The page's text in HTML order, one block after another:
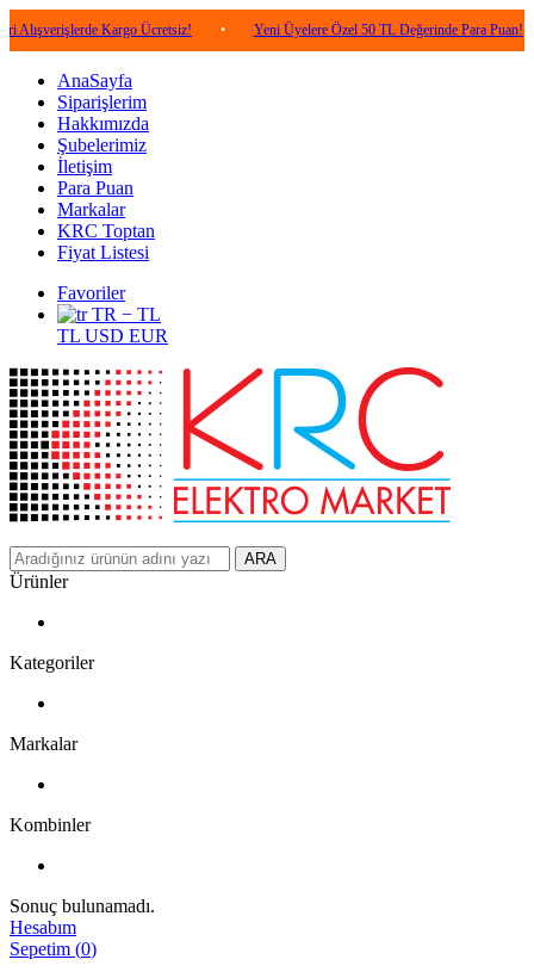
Kargo Ücretsiz! • Yeni Üyelere Özel 50 TL Değerinde Para Puan! •
AnaSayfa
Siparişlerim
Hakkımızda
Şubelerimiz
İletişim
Para Puan
Markalar
KRC Toptan
Fiyat Listesi
Favoriler
TR − TL
TL USD EUR
ARA
Ürünler
Kategoriler
Markalar
Kombinler
Sonuç bulunamadı.
Hesabım
Sepetim (0)